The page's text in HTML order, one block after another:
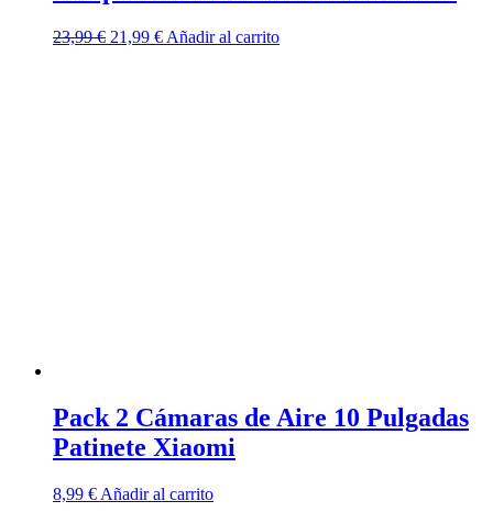
23,99€ El
21,99 €ElAñadir al carrito
Pack 2 Cámaras de Aire 10 Pulgadas
Patinete Xiaomi
8,99 € Añadir al carrito